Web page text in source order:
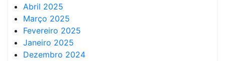
Abril 2025
Março 2025
Fevereiro 2025
Janeiro 2025
Dezembro 2024